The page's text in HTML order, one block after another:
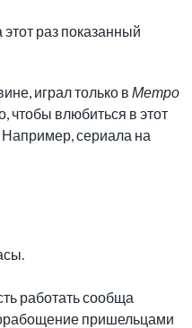
раз показанный
играл только в Метро
чтобы влюбиться в этот
Например, сериала на
работать сообща
пришельцами